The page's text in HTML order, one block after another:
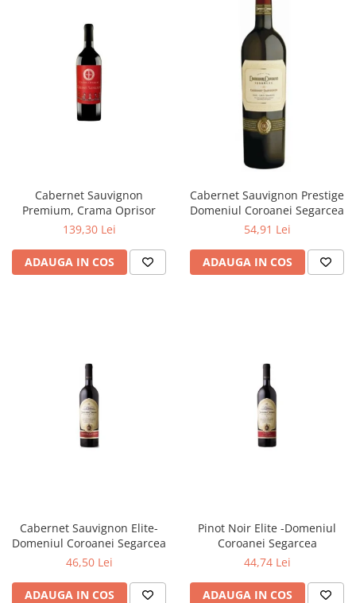
Cabernet Sauvignon
Premium, Crama Oprisor
139,30 Lei
ADAUGA IN COS
Cabernet Sauvignon Prestige
Domeniul Coroanei Segarcea
54,91 Lei
ADAUGA IN COS
Cabernet Sauvignon Elite-
Domeniul Coroanei Segarcea
46,50 Lei
ADAUGA IN COS
Pinot Noir Elite -Domeniul
Coroanei Segarcea
44,74 Lei
ADAUGA IN COS